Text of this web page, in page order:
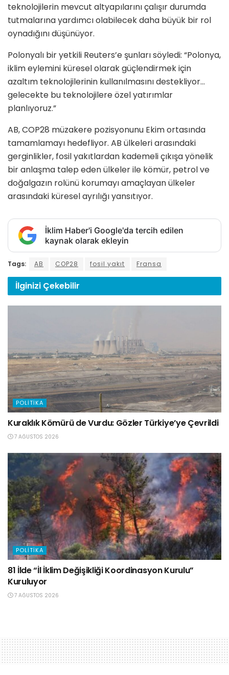
teknolojilerin mevcut altyapılarını çalışır durumda
tutmalarına yardımcı olabilecek daha büyük bir rol
oynadığını düşünüyor.
Polonyalı bir yetkili Reuters’e şunları söyledi: “Polonya,
iklim eylemini küresel olarak güçlendirmek için
azaltım teknolojilerinin kullanılmasını destekliyor…
gelecekte bu teknolojilere özel yatırımlar
planlıyoruz.”
AB, COP28 müzakere pozisyonunu Ekim ortasında
tamamlamayı hedefliyor. AB ülkeleri arasındaki
gerginlikler, fosil yakıtlardan kademeli çıkışa yönelik
bir anlaşma talep eden ülkeler ile kömür, petrol ve
doğalgazın rolünü korumayı amaçlayan ülkeler
arasındaki küresel ayrılığı yansıtıyor.
İklim Haber'i Google'da tercih edilen
kaynak olarak ekleyin
Tags: AB COP28 fosil yakıt Fransa
İlginizi Çekebilir
POLITIKA
Kuraklık Kömürü de Vurdu: Gözler Türkiye’ye Çevrildi
7 AĞUSTOS 2026
POLITIKA
81 İlde “İl İklim Değişikliği Koordinasyon Kurulu”
Kuruluyor
7 AĞUSTOS 2026